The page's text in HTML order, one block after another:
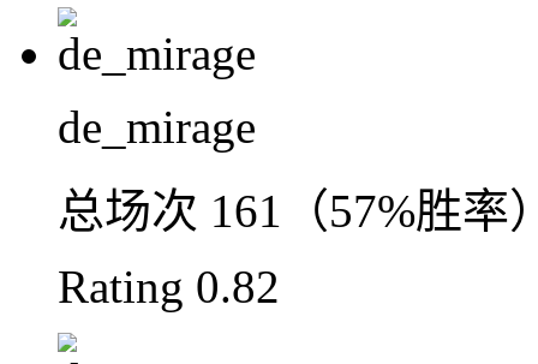
de_mirage
总场次 161（57%胜率
Rating 0.82